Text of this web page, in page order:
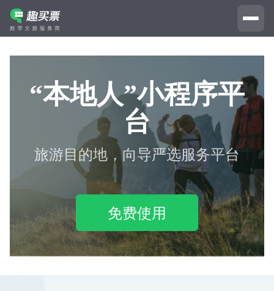
“本地人”小程序平
台
旅游目的地，向导严选服务平台
免费使用